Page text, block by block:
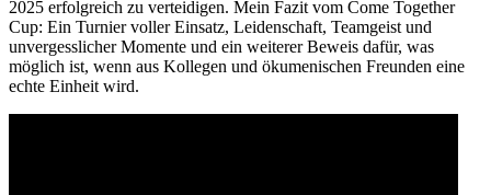
2025 erfolgreich zu verteidigen. Mein Fazit vom Come Together
Cup: Ein Turnier voller Einsatz, Leidenschaft, Teamgeist und
unvergesslicher Momente und ein weiterer Beweis dafür, was
möglich ist, wenn aus Kollegen und ökumenischen Freunden eine
echte Einheit wird.